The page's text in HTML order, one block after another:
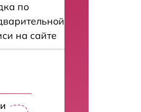
по
на сайте